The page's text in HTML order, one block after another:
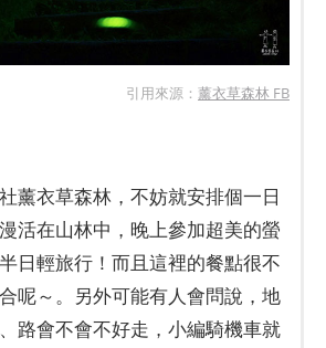
引用來源： 薰衣草森林 FB
薰衣草森林，不妨就安排個一日
活在山林中，晚上參加超美的螢
日輕旅行！而且這裡的餐點很不
呢～。另外可能有人會問說，地
路會不會不好走，小編騎機車就